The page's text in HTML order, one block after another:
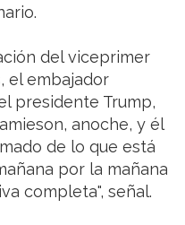
del viceprimer
el embajador
presidente Trump,
anoche, y él
de lo que está
por la mañana
completa", señal.